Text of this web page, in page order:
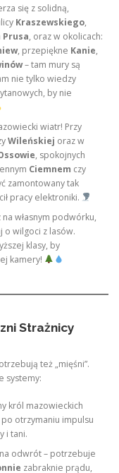
się z solidną,
Kraszewskiego,
Prusa, oraz w okolicach:
, przepiękne Kanie,
– tam mury są
nie tylko wiedzy
by nie
wiatr! Przy
Wileńskiej oraz w
, spokojnych
Ciemnem czy
zamontowany tak
pracy elektroniki.
na własnym podwórku,
o wilgoci z lasów.
klasy, by
kamery!
Strażnicy
też „mięśni”.
systemy:
król mazowieckich
otrzymaniu impulsu
i tani.
na odwrót – potrzebuje
zabraknie prądu,